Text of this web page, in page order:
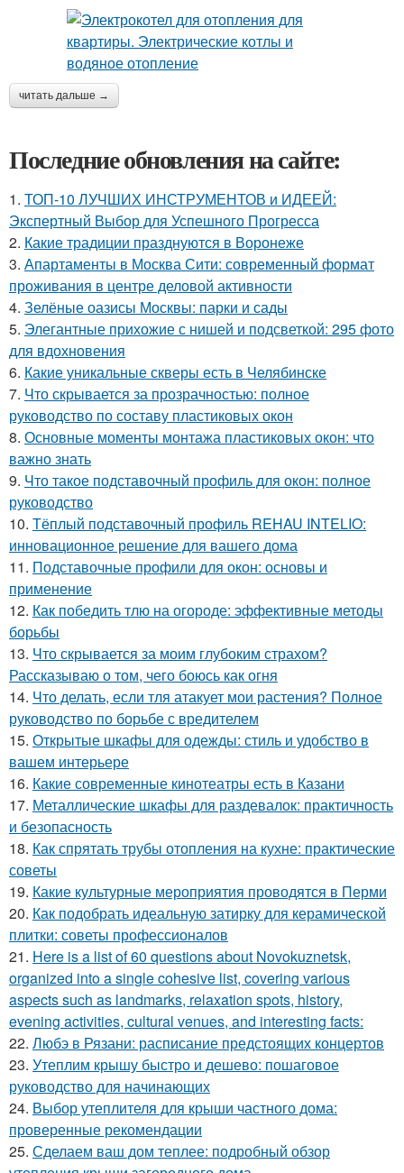
читать дальше →
Последние обновления на сайте:
1. ТОП-10 ЛУЧШИХ ИНСТРУМЕНТОВ и ИДЕЕЙ:
Экспертный Выбор для Успешного Прогресса
2. Какие традиции празднуются в Воронеже
3. Апартаменты в Москва Сити: современный формат
проживания в центре деловой активности
4. Зелёные оазисы Москвы: парки и сады
5. Элегантные прихожие с нишей и подсветкой: 295 фото
для вдохновения
6. Какие уникальные скверы есть в Челябинске
7. Что скрывается за прозрачностью: полное
руководство по составу пластиковых окон
8. Основные моменты монтажа пластиковых окон: что
важно знать
9. Что такое подставочный профиль для окон: полное
руководство
10. Тёплый подставочный профиль REHAU INTELIO:
инновационное решение для вашего дома
11. Подставочные профили для окон: основы и
применение
12. Как победить тлю на огороде: эффективные методы
борьбы
13. Что скрывается за моим глубоким страхом?
Рассказываю о том, чего боюсь как огня
14. Что делать, если тля атакует мои растения? Полное
руководство по борьбе с вредителем
15. Открытые шкафы для одежды: стиль и удобство в
вашем интерьере
16. Какие современные кинотеатры есть в Казани
17. Металлические шкафы для раздевалок: практичность
и безопасность
18. Как спрятать трубы отопления на кухне: практические
советы
19. Какие культурные мероприятия проводятся в Перми
20. Как подобрать идеальную затирку для керамической
плитки: советы профессионалов
21. Here is a list of 60 questions about Novokuznetsk,
organized into a single cohesive list, covering various
aspects such as landmarks, relaxation spots, history,
evening activities, cultural venues, and interesting facts:
22. Любэ в Рязани: расписание предстоящих концертов
23. Утеплим крышу быстро и дешево: пошаговое
руководство для начинающих
24. Выбор утеплителя для крыши частного дома:
проверенные рекомендации
25. Сделаем ваш дом теплее: подробный обзор